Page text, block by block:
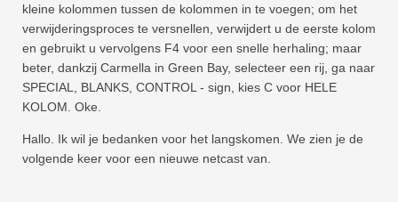
kleine kolommen tussen de kolommen in te voegen; om het
verwijderingsproces te versnellen, verwijdert u de eerste kolom
en gebruikt u vervolgens F4 voor een snelle herhaling; maar
beter, dankzij Carmella in Green Bay, selecteer een rij, ga naar
SPECIAL, BLANKS, CONTROL - sign, kies C voor HELE
KOLOM. Oke.
Hallo. Ik wil je bedanken voor het langskomen. We zien je de
volgende keer voor een nieuwe netcast van.